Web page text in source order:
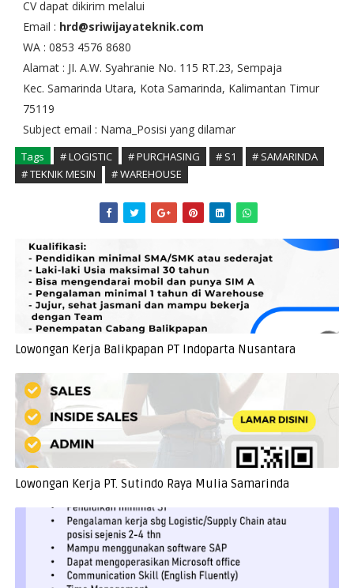
CV dapat dikirim melalui
Email : hrd@sriwijayateknik.com
WA : 0853 4576 8680
Alamat : JI. A.W. Syahranie No. 115 RT.23, Sempaja
Kec. Samarinda Utara, Kota Samarinda, Kalimantan Timur
75119
Subject email : Nama_Posisi yang dilamar
Tags # LOGISTIC # PURCHASING # S1
# SAMARINDA
# TEKNIK MESIN
# WAREHOUSE
Lowongan Kerja Balikpapan PT Indoparta Nusantara
Lowongan Kerja PT. Sutindo Raya Mulia Samarinda